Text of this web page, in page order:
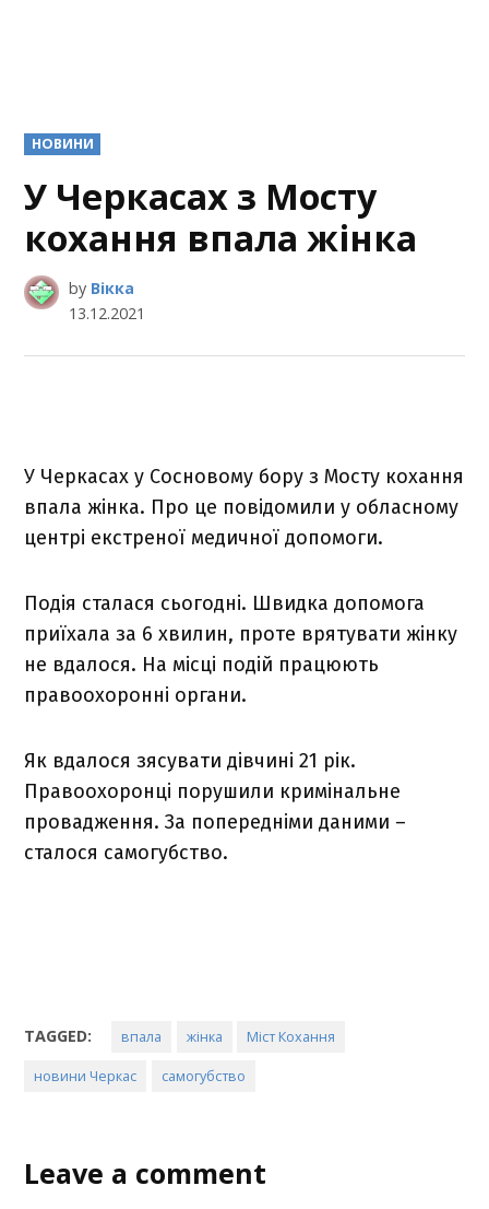
POSTED
IN
НОВИНИ
У Черкасах з Мосту
кохання впала жінка
by Вікка
13.12.2021
У Черкасах у Сосновому бору з Мосту кохання
впала жінка. Про це повідомили у обласному
центрі екстреної медичної допомоги.
Подія сталася сьогодні. Швидка допомога
приїхала за 6 хвилин, проте врятувати жінку
не вдалося. На місці подій працюють
правоохоронні органи.
Як вдалося зясувати дівчині 21 рік.
Правоохоронці порушили кримінальне
провадження. За попередніми даними –
сталося самогубство.
TAGGED: впала жінка Міст Кохання
новини Черкас самогубство
Leave a comment